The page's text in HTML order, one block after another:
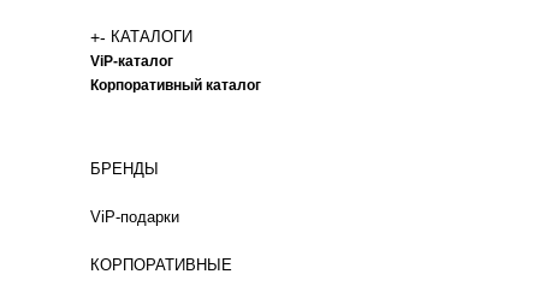
+- КАТАЛОГИ
ViP-каталог
Корпоративный каталог
БРЕНДЫ
ViP-подарки
КОРПОРАТИВНЫЕ